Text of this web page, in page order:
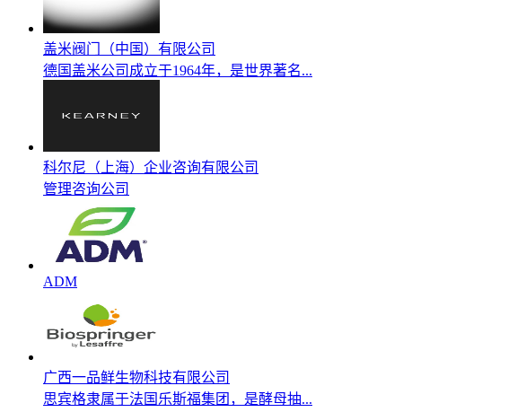
盖米阀门（中国）有限公司
德国盖米公司成立于1964年，是世界著名...
科尔尼（上海）企业咨询有限公司
管理咨询公司
ADM
广西一品鲜生物科技有限公司
思宾格隶属于法国乐斯福集团，是酵母抽...